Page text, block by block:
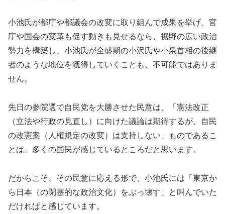
小池氏が都庁や都議会の改変に取り組んで成果を挙げ、官
庁や国会の変革も促す動きも見せるなら、裾野の広い政治
勢力を構築し、小池氏が全盛期の小沢氏や小泉首相の後継
者のような地位を獲得していくことも、不可能ではありま
せん。
先日の参院選で自民党を大勝させた民意は、「憲法改正
（立法や行政の見直し）に向けた議論は期待するが、自民
の改憲案（人権規定の改変）は支持しない」ものであるこ
とは、多くの国民が感じているところだと思います。
だからこそ、その民意に応える形で、小池氏には「東京か
ら日本（の閉塞的な政治文化）をぶっ壊す」と叫んでいた
だければと感じています。